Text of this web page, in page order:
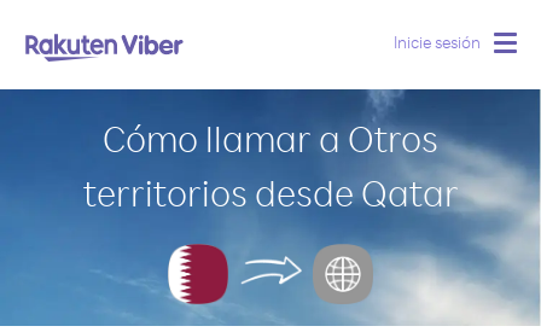
Inicie sesión
Cómo llamar a Otros
territorios desde Qatar